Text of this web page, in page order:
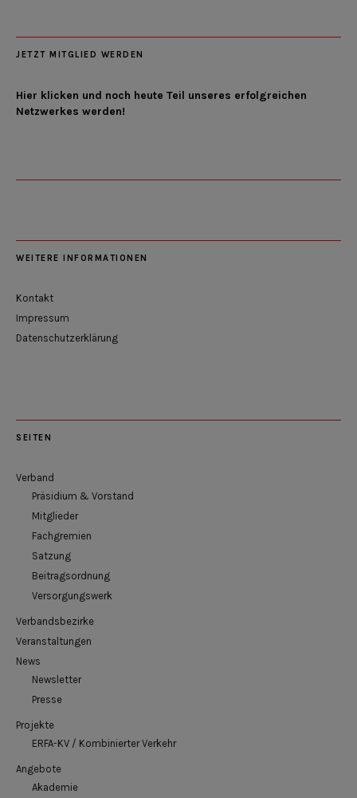
JETZT MITGLIED WERDEN
Hier klicken und noch heute Teil unseres erfolgreichen
Netzwerkes werden!
WEITERE INFORMATIONEN
Kontakt
Impressum
Datenschutzerklärung
SEITEN
Verband
Präsidium & Vorstand
Mitglieder
Fachgremien
Satzung
Beitragsordnung
Versorgungswerk
Verbandsbezirke
Veranstaltungen
News
Newsletter
Presse
Projekte
ERFA-KV / Kombinierter Verkehr
Angebote
Akademie